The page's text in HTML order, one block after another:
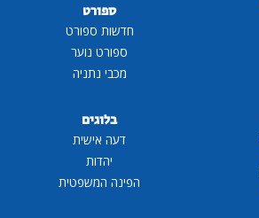
ספורט
חדשות ספורט
ספורט נוער
מכבי נתניה
בלוגים
דעה אישית
יהדות
הפינה המשפטית